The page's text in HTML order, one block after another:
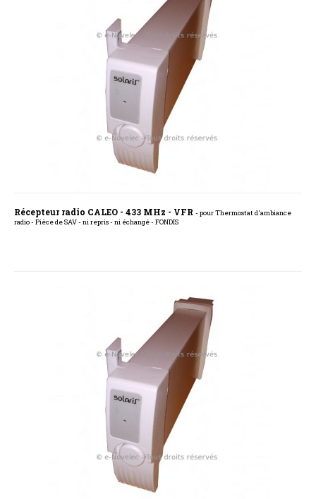
Récepteur radio CALEO - 433 MHz - VFR - pour Thermostat d'ambiance
radio - Pièce de SAV - ni repris - ni échangé - FONDIS